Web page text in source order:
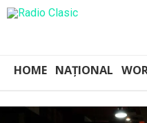
HOME NAȚIONAL